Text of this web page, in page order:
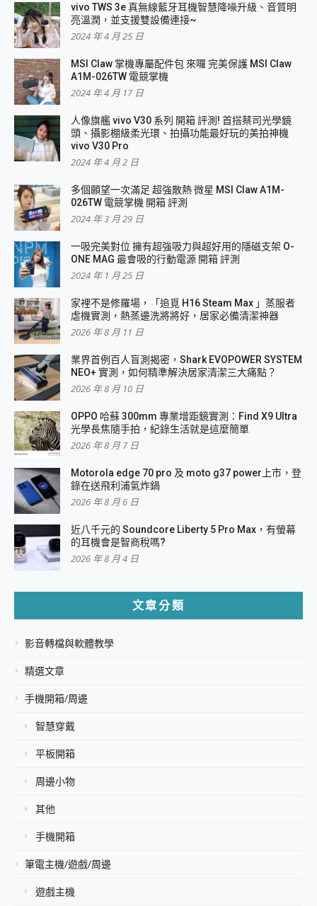
vivo TWS 3e 真無線藍牙耳機智慧降噪升級、音質明
亮溫潤，並支援雙設備連接~
2024 年 4 月 25 日
MSI Claw 掌機專屬配件包 來囉 完美保護 MSI Claw
A1M-026TW 電競掌機
2024 年 4 月 17 日
人像旗艦 vivo V30 系列 開箱 評測! 首搭蔡司光學鏡
頭、攝影棚級柔光環、拍攝功能最好玩的美拍神機
vivo V30 Pro
2024 年 4 月 2 日
多個願望一次滿足 超強散熱 微星 MSI Claw A1M-
026TW 電競掌機 開箱 評測
2024 年 3 月 29 日
一吸完美對位 擁有超強吸力與超好用的隱磁支架 O-
ONE MAG 最會吸的行動電源 開箱 評測
2024 年 1 月 25 日
家裡不是修羅場，「追覓 H16 Steam Max 」蒸服者
虐機實測，熱蒸邊洗將將好，居家必備清潔神器
2026 年 8 月 11 日
業界首例百人盲測揭密，Shark EVOPOWER SYSTEM
NEO+ 實測，如何精準解決居家清潔三大痛點？
2026 年 8 月 10 日
OPPO 哈蘇 300mm 專業增距鏡實測：Find X9 Ultra
光學長焦隨手拍，紀錄生活就是這麼簡單
2026 年 8 月 7 日
Motorola edge 70 pro 及 moto g37 power上市，登
錄在送飛利浦氣炸鍋
2026 年 8 月 6 日
近八千元的 Soundcore Liberty 5 Pro Max，有螢幕
的耳機會是智商稅嗎?
2026 年 8 月 4 日
文章分類
影音轉檔與軟體教學
精選文章
手機開箱/周邊
智慧穿戴
平板開箱
周邊小物
其他
手機開箱
筆電主機/遊戲/周邊
遊戲主機